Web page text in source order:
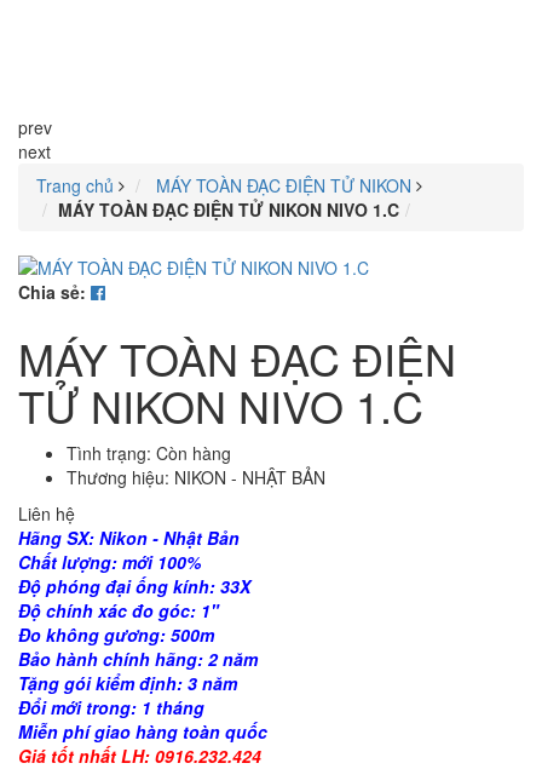
prev
next
Trang chủ
MÁY TOÀN ĐẠC ĐIỆN TỬ NIKON
MÁY TOÀN ĐẠC ĐIỆN TỬ NIKON NIVO 1.C
Chia sẻ:
MÁY TOÀN ĐẠC ĐIỆN
TỬ NIKON NIVO 1.C
Tình trạng: Còn hàng
Thương hiệu: NIKON - NHẬT BẢN
Liên hệ
Hãng SX: Nikon - Nhật Bản
Chất lượng: mới 100%
Độ phóng đại ống kính: 33X
Độ chính xác đo góc: 1"
Đo không gương: 500m
Bảo hành chính hãng: 2 năm
Tặng gói kiểm định: 3 năm
Đổi mới trong: 1 tháng
Miễn phí giao hàng toàn quốc
Giá tốt nhất LH: 0916.232.424